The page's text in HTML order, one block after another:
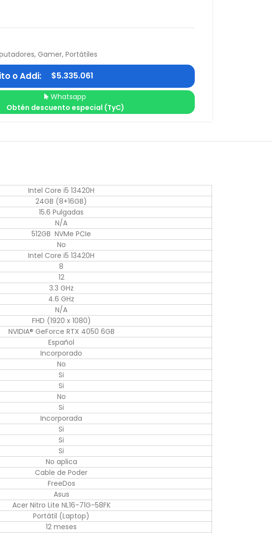
, Gamer, Portátiles
o Addi: $5.335.061
Whatsapp
Obtén descuento especial (TyC)
Intel Core i5 13420H
24GB (8+16GB)
15.6 Pulgadas
N/A
512GB NVMe PCIe
No
Intel Core i5 13420H
8
12
3.3 GHz
4.6 GHz
N/A
FHD (1920 x 1080)
NVIDIA® GeForce RTX 4050 6GB
Español
Incorporado
No
Si
Si
No
Si
Incorporada
Si
Si
Si
No aplica
Cable de Poder
FreeDos
Asus
Acer Nitro Lite NL16-71G-58FK
Portátil (Laptop)
12 meses